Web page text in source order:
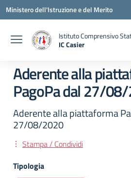
Vai ai contenuti
Vai al menu di navigazione
Vai al footer
Ministero dell'Istruzione e del Merito
Istituto Comprensivo
IC Casier
Aderente alla
PagoPa dal 27/
Aderente alla piattaforma
27/08/2020
Stampa / Condividi
Tipologia